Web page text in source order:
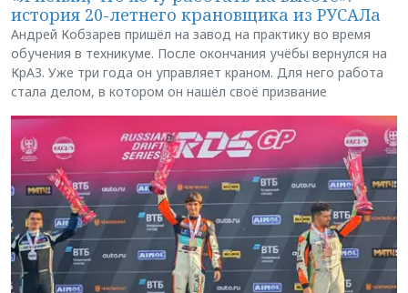
история 20-летнего крановщика из РУСАЛа
Андрей Кобзарев пришёл на завод на практику во время
обучения в техникуме. После окончания учёбы вернулся на
КрАЗ. Уже три года он управляет краном. Для него работа
стала делом, в котором он нашёл своё призвание